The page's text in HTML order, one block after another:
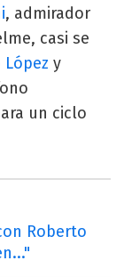
, admirador
casi se
y
un ciclo
Roberto